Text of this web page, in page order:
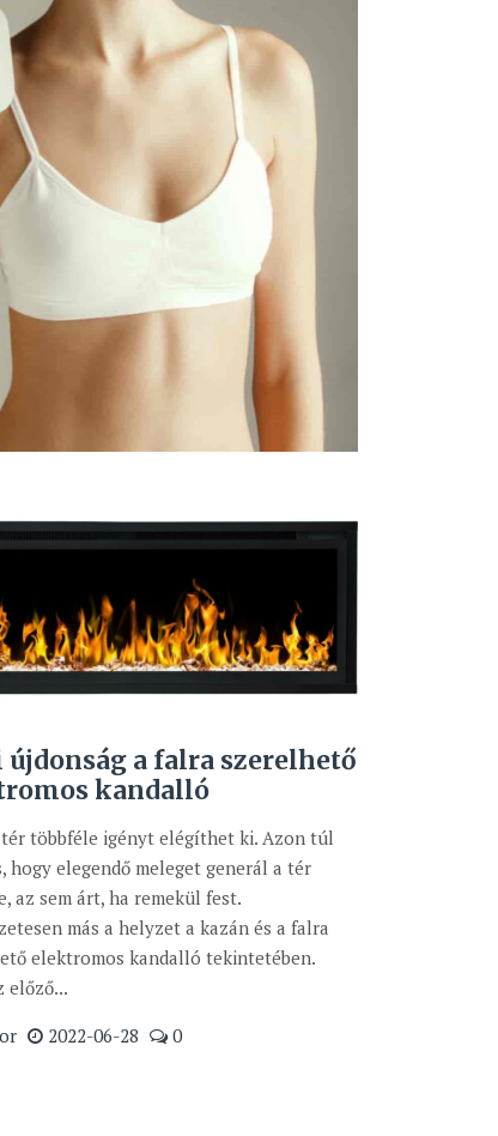
újdonság a falra szerelhető
kandalló
többféle igényt elégíthet ki. Azon túl
hogy elegendő meleget generál a tér
az sem árt, ha remekül fest.
más a helyzet a kazán és a falra
elektromos kandalló tekintetében.
előző...
2022-06-28 0